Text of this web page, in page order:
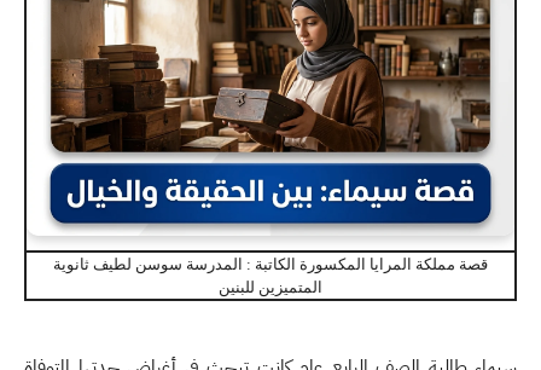
قصة مملكة المرايا المكسورة الكاتبة : المدرسة سوسن لطيف ثانوية
المتميزين للبنين